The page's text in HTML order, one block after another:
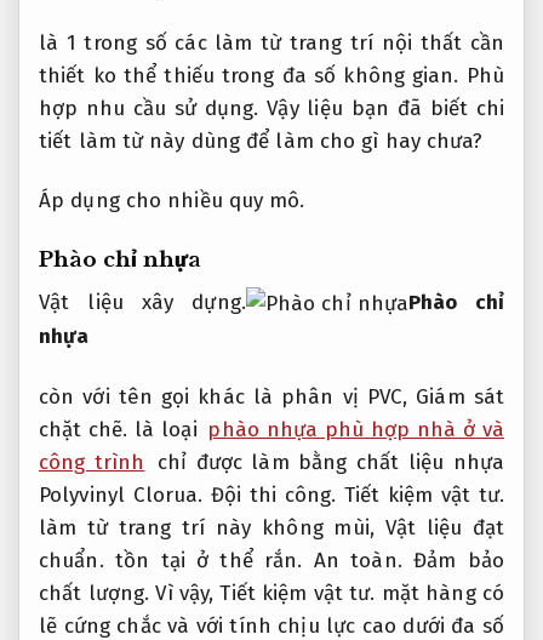
là 1 trong số các làm từ trang trí nội thất cần
thiết ko thể thiếu trong đa số khônggian. Phù
hợp nhu cầu sử dụng. Vậy liệu bạn đã biết chi
tiết làm từnày dùng để làm cho gì hay chưa?
Áp dụng cho nhiều quy mô.
Phào chỉ nhựa
Vật liệu xây dựng.
Phào chỉ
nhựa
còn với tên gọi khác là phân vị PVC, Giám sát
chặt chẽ. là loại phào nhựa phù hợp nhà ở và
công trình
chỉ được làm bằng chất liệu nhựa
Polyvinyl Clorua. Đội thi công. Tiết kiệm vật tư.
làm từ trang trí này không mùi, Vật liệu đạt
chuẩn. tồn tại ở thể rắn. An toàn. Đảm bảo
chất lượng. Vì vậy,Tiết kiệm vật tư. mặt hàng có
lẽ cứng chắc và với tính chịu lực cao dưới đa số